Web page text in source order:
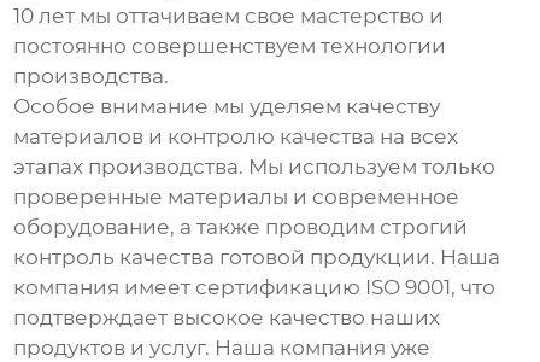
10 лет мы оттачиваем свое мастерство и
постоянно совершенствуем технологии
производства.
Особое внимание мы уделяем качеству
материалов и контролю качества на всех
этапах производства. Мы используем только
проверенные материалы и современное
оборудование, а также проводим строгий
контроль качества готовой продукции. Наша
компания имеет сертификацию ISO 9001, что
подтверждает высокое качество наших
продуктов и услуг. Наша компания уже